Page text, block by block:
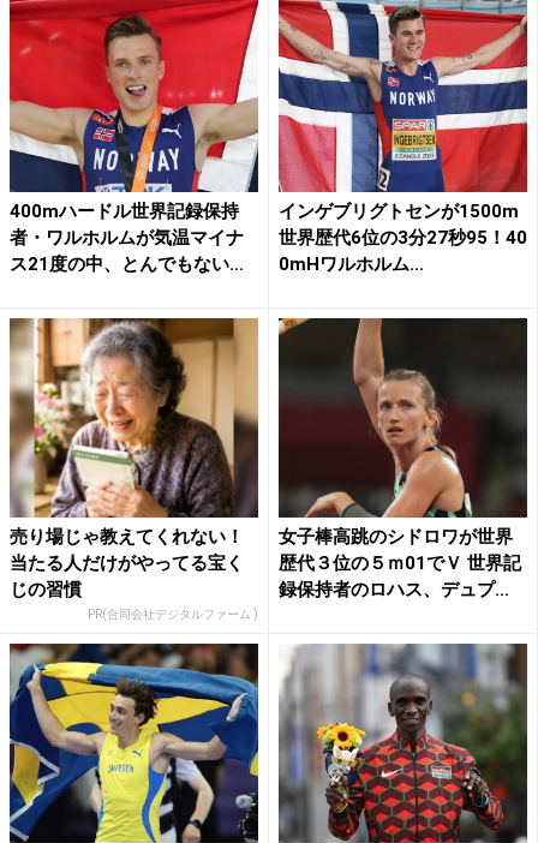
400mハードル世界記録保持
者・ワルホルムが気温マイナ
ス21度の中、とんでもない...
インゲブリグトセンが1500m
世界歴代6位の3分27秒95！40
0mHワルホルム...
売り場じゃ教えてくれない！
当たる人だけがやってる宝く
じの習慣
PR(合同会社デジタルファーム )
女子棒高跳のシドロワが世界
歴代３位の５ｍ01でＶ 世界記
録保持者のロハス、デュプ...